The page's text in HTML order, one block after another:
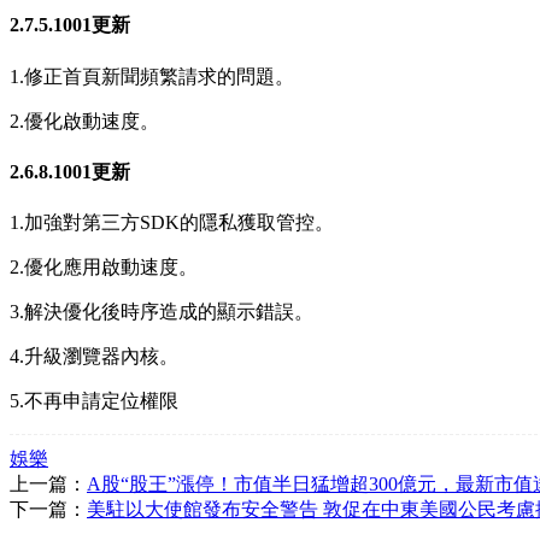
2.7.5.1001更新
1.修正首頁新聞頻繁請求的問題。
2.優化啟動速度。
2.6.8.1001更新
1.加強對第三方SDK的隱私獲取管控。
2.優化應用啟動速度。
3.解決優化後時序造成的顯示錯誤。
4.升級瀏覽器內核。
5.不再申請定位權限
娛樂
上一篇： A股“股王”漲停！市值半日猛增超300億元，最新市值
下一篇： 美駐以大使館發布安全警告 敦促在中東美國公民考慮